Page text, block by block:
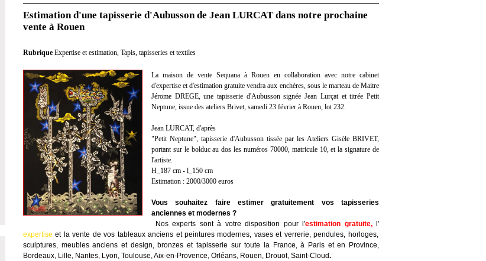
Estimation d'une tapisserie d'Aubusson de Jean LURCAT dans notre prochaine
vente à Rouen
Rubrique Expertise et estimation, Tapis, tapisseries et textiles
La maison de vente Sequana à Rouen en collaboration avec notre cabinet
d'expertise et d'estimation gratuite vendra aux enchères, sous le marteau de Maitre
Jérome DREGE, une tapisserie d'Aubusson signée Jean Lurçat et titrée Petit
Neptune, issue des ateliers Brivet, samedi 23 février à Rouen, lot 232.
Jean LURCAT, d'après
"Petit Neptune", tapisserie d'Aubusson tissée par les Ateliers Gisèle BRIVET,
portant sur le bolduc au dos les numéros 70000, matricule 10, et la signature de
l'artiste.
H_187 cm - l_150 cm
Estimation : 2000/3000 euros
Vous souhaitez faire estimer gratuitement vos tapisseries
anciennes et modernes ?
Nos experts sont à votre disposition pour l'estimation gratuite,
l'
expertise et lavente de vos tableaux anciens et peintures modernes, vases et verrerie, pendules, horloges,
sculptures, meubles anciens et design, bronzes et tapisserie sur toute la France, à Paris et en Province,
Bordeaux, Lille, Nantes, Lyon, Toulouse, Aix-en-Provence, Orléans, Rouen, Drouot, Saint-Cloud.